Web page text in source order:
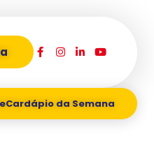
Cardápio da Semana